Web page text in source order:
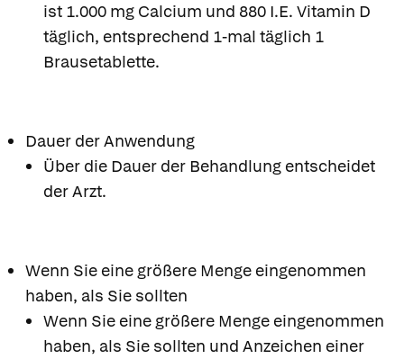
ist 1.000 mg Calcium und 880 I.E. Vitamin D
täglich, entsprechend 1-mal täglich 1
Brausetablette.
Dauer der Anwendung
Über die Dauer der Behandlung entscheidet
der Arzt.
Wenn Sie eine größere Menge eingenommen
haben, als Sie sollten
Wenn Sie eine größere Menge eingenommen
haben, als Sie sollten und Anzeichen einer